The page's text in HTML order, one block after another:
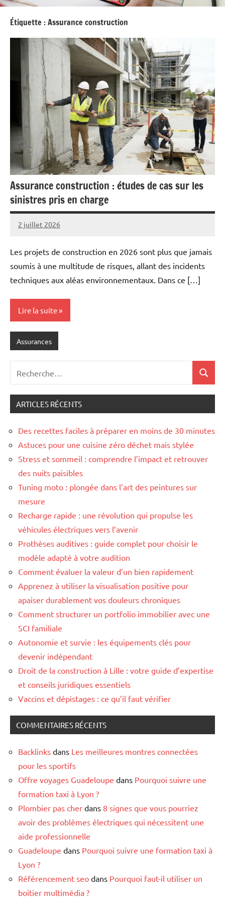
Étiquette :Assurance construction
Assurance construction : études de cas sur les
sinistres pris en charge
2 juillet 2026
Marise
Aucun
Les projets de construction en 2026 sont plus que jamais
soumis à une multitude de risques, allant des incidents
techniques aux aléas environnementaux. Dans ce […]
Lire la suite
Assurances
pour
:
ARTICLES RÉCENTS
Des recettes faciles à préparer en moins de 30 minutes
Astuces pour une cuisine zéro déchet mais stylée
Stress et sommeil : comprendre l’impact et retrouver
des nuits paisibles
Tuning moto : plongée dans l’art des peintures sur
mesure
Recharge rapide : une révolution qui propulse les
véhicules électriques vers l’avenir
Prothèses auditives : guide complet pour choisir le
modèle adapté à votre audition
Comment évaluer la valeur d’un bien rapidement
Apprenez à utiliser la visualisation positive pour
apaiser durablement vos douleurs chroniques
Comment structurer un portfolio immobilier avec une
SCI familiale
Autonomie et survie : les équipements clés pour
devenir indépendant
Droit de la construction à Lille : votre guide d’expertise
et conseils juridiques essentiels
Vaccins et dépistages : ce qu’il faut vérifier
COMMENTAIRES RÉCENTS
Backlinks dans Les meilleures montres connectées
pour les sportifs
Offre voyages Guadeloupe dans Pourquoi suivre une
formation taxi à Lyon ?
Plombier pas cher dans 8 signes que vous pourriez
avoir des problèmes électriques qui nécessitent une
aide professionnelle
Guadeloupe dans Pourquoi suivre une formation taxi à
Lyon ?
Référencement seo dans Pourquoi faut-il utiliser un
boitier multimédia ?